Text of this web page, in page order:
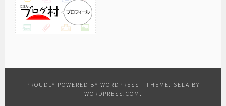
PROUDLY POWERED BY WORDPRESS | THEME: SELA BY
WORDPRESS.COM .